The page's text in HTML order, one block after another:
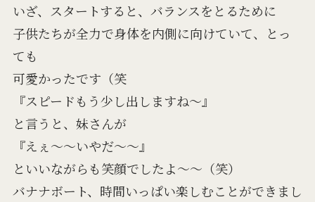
いざ、スタートすると、バランスをとるために
子供たちが全力で身体を内側に向けていて、とっ
ても
可愛かったです（笑
『スピードもう少し出しますね～』
と言うと、妹さんが
『えぇ～～いやだ～～』
といいながらも笑顔でしたよ～～（笑）
バナナボート、時間いっぱい楽しむことができまし